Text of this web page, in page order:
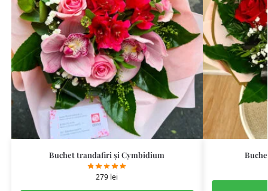
Buchet trandafiri și Cymbidium
279 lei